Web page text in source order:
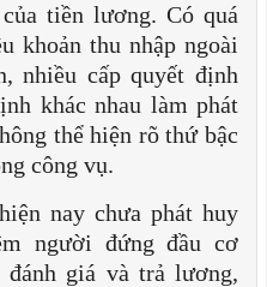
tiền lương. Có quá
khoản thu nhập ngoài
nhiều cấp quyết định
khác nhau làm phát
thể hiện rõ thứ bậc
công vụ.
nay chưa phát huy
người đứng đầu cơ
giá và trả lương,